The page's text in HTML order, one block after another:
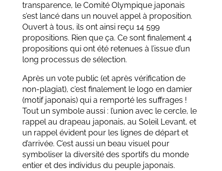
transparence, le Comité Olympique japonais
s’est lancé dans un nouvel appel à proposition.
Ouvert à tous, ils ont ainsi reçu 14 599
propositions. Rien que ça. Ce sont finalement 4
propositions qui ont été retenues à l’issue d’un
long processus de sélection.
Après un vote public (et après vérification de
non-plagiat), c’est finalement le logo en damier
(motif japonais) qui a remporté les suffrages !
Tout un symbole aussi : l’union avec le cercle, le
rappel au drapeau japonais, au Soleil Levant, et
un rappel évident pour les lignes de départ et
d’arrivée. C’est aussi un beau visuel pour
symboliser la diversité des sportifs du monde
entier et des individus du peuple japonais.